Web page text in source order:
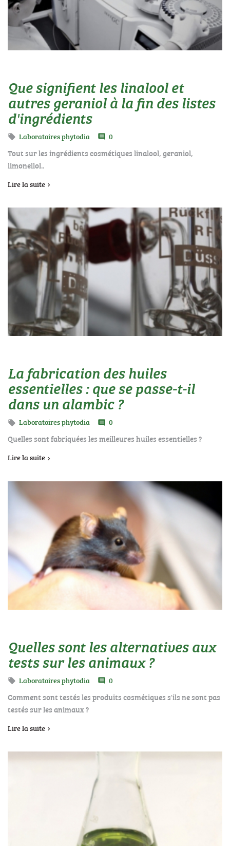
Que signifient les linalool et
autres geraniol à la fin des listes
d'ingrédients
 Laboratoires phytodia comment 0
Tout sur les ingrédients cosmétiques linalool, geraniol,
limonellol..
Lire la suite
La fabrication des huiles
essentielles : que se passe-t-il
dans un alambic ?
 Laboratoires phytodia comment 0
Quelles sont fabriquées les meilleures huiles essentielles ?
Lire la suite
Quelles sont les alternatives aux
tests sur les animaux ?
 Laboratoires phytodia comment 0
Comment sont testés les produits cosmétiques s'ils ne sont pas
testés sur les animaux ?
Lire la suite